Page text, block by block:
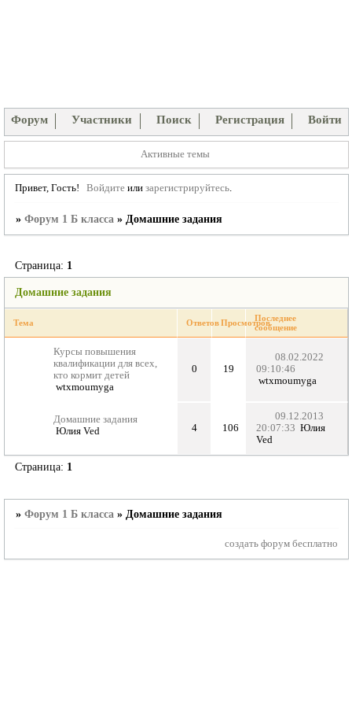
Форум Участники Поиск Регистрация Войти
Активные темы
Привет, Гость! Войдитеили зарегистрируйтесь.
» Форум 1 Б класса » Домашние задания
Домашние задания
Страница: 1
Тема ОтветовПросмотровПоследнее
сообщение
Курсы повышения
квалификации для всех,
кто кормит детей
wtxmoumyga
0 19
08.02.2022
09:10:46
wtxmoumyga
Домашние задания
Юлия Ved
4 106
09.12.2013
20:07:33 Юлия
Ved
Страница: 1
» Форум 1 Б класса » Домашние задания
создать форум бесплатно